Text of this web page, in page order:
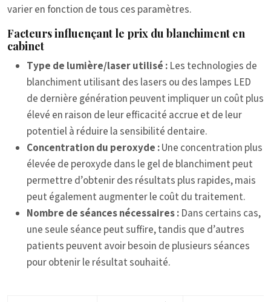
varier en fonction de tous ces paramètres.
Facteurs influençant le prix du blanchiment en
cabinet
Type de lumière/laser utilisé : Les technologies de
blanchiment utilisant des lasers ou des lampes LED
de dernière génération peuvent impliquer un coût plus
élevé en raison de leur efficacité accrue et de leur
potentiel à réduire la sensibilité dentaire.
Concentration du peroxyde :Une concentration plus
élevée de peroxyde dans le gel de blanchiment peut
permettre d’obtenir des résultats plus rapides, mais
peut également augmenter le coût du traitement.
Nombre de séances nécessaires : Dans certains cas,
une seule séance peut suffire, tandis que d’autres
patients peuvent avoir besoin de plusieurs séances
pour obtenir le résultat souhaité.